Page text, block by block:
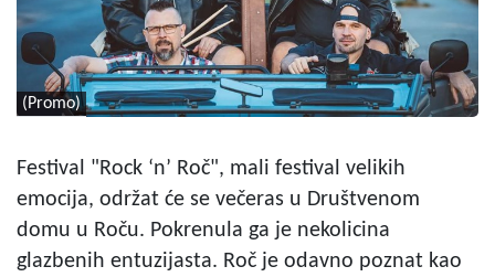
(Promo)
Festival "Rock ‘n’ Roč", mali festival velikih
emocija, održat će se večeras u Društvenom
domu u Roču. Pokrenula ga je nekolicina
glazbenih entuzijasta. Roč je odavno poznat kao